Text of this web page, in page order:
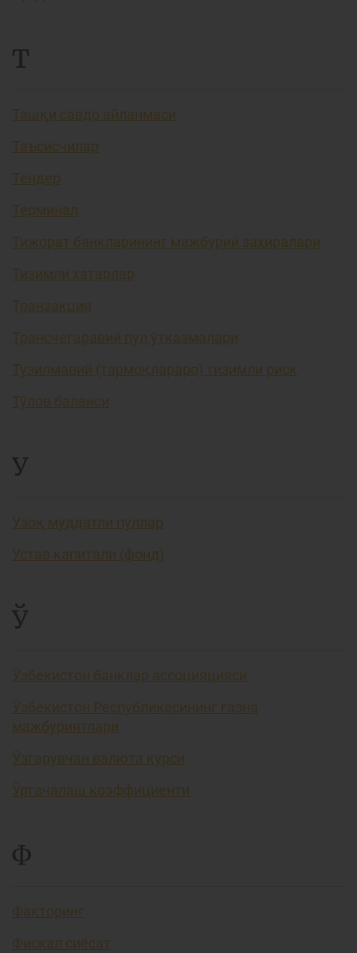
Т
Ташқи савдо айланмаси
Таъсисчилар
Тендер
Терминал
Тижорат банкларининг мажбурий заҳиралари
Тизимли хатарлар
Транзакция
Трансчегаравий пул ўтказмалари
Тузилмавий (тармоқлараро) тизимли риск
Тўлов баланси
У
Узоқ муддатли пуллар
Устав капитали (фонд)
Ў
Ўзбекистон банклар ассоцияцияси
Ўзбекистон Республикасининг ғазна
мажбуриятлари
Ўзгарувчан валюта курси
Ўртачалаш коэффициенти
Ф
Факторинг
Фискал сиёсат